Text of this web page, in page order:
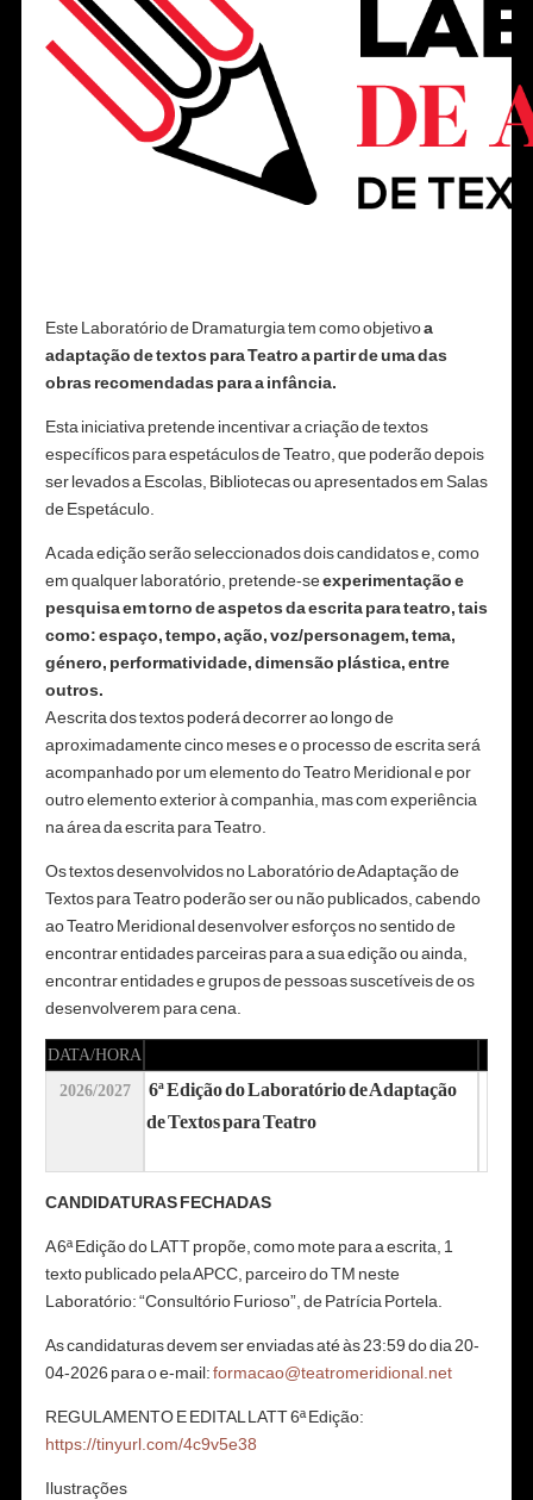
Este Laboratório de Dramaturgia tem como objetivoa
adaptação de textos para Teatro a partir de uma das
obras recomendadas para a infância.
Esta iniciativa pretende incentivar a criação de textos
específicos para espetáculos de Teatro, que poderão depois
ser levados a Escolas, Bibliotecas ou apresentados em Salas
de Espetáculo.
A cada edição serão seleccionados dois candidatos e, como
em qualquer laboratório, pretende-seexperimentação e
pesquisa em torno de aspetos da escrita para teatro, tais
como: espaço, tempo, ação, voz/personagem, tema,
género, performatividade, dimensão plástica, entre
outros.
A escrita dos textos poderá decorrer ao longo de
aproximadamente cinco meses e o processo de escrita será
acompanhado por um elemento do Teatro Meridional e por
outro elemento exterior à companhia, mas com experiência
na área da escrita para Teatro.
Os textos desenvolvidos no Laboratório de Adaptação de
Textos para Teatro poderão ser ou não publicados, cabendo
ao Teatro Meridional desenvolver esforços no sentido de
encontrar entidades parceiras para a sua edição ou ainda,
encontrar entidades e grupos de pessoas suscetíveis de os
desenvolverem para cena.
DATA/HORA
2026/2027
6ª Edição do Laboratório de Adaptação
de Textos para Teatro
CANDIDATURAS FECHADAS
A 6ª Edição do LATT propõe, como mote para a escrita, 1
texto publicado pela APCC, parceiro do TM neste
Laboratório: “Consultório Furioso”, de Patrícia Portela.
As candidaturas devem ser enviadas até às 23:59 do dia 20-
04-2026 para o e-mail:formacao@teatromeridional.net
REGULAMENTO E EDITAL LATT 6ª Edição:
https://tinyurl.com/4c9v5e38
Ilustrações